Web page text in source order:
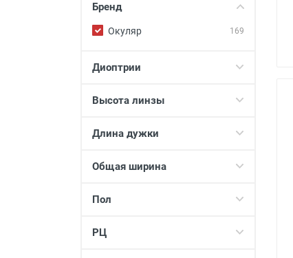
Бренд
Окуляр 169
Диоптрии
Высота линзы
Длина дужки
Общая ширина
Пол
РЦ